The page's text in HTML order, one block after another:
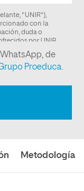
Metodología